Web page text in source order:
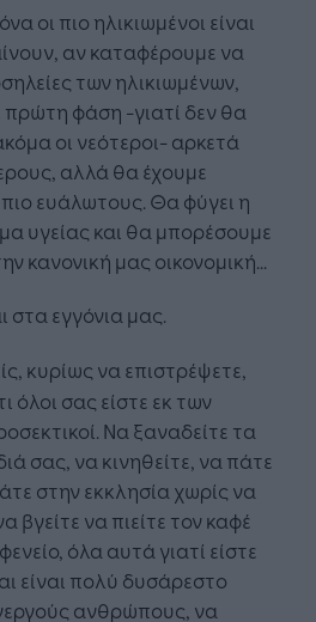
οι πιο ηλικιωμένοι είναι
αν καταφέρουμε να
των ηλικιωμένων,
πρώτη φάση -γιατί δεν θα
οι νεότεροι- αρκετά
αλλά θα έχουμε
ευάλωτους. Θα φύγει η
υγείας και θα μπορέσουμε
κανονική μας οικονομική...
στα εγγόνια μας.
κυρίως να επιστρέψετε,
όλοι σας είστε εκ των
Να ξαναδείτε τα
σας, να κινηθείτε, να πάτε
στην εκκλησία χωρίς να
βγείτε να πιείτε τον καφέ
όλα αυτά γιατί είστε
είναι πολύ δυσάρεστο
ανθρώπους, να